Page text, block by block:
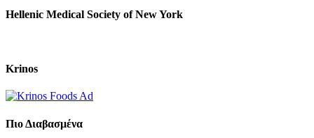
Hellenic Medical Society of New York
Krinos
Πιο Διαβασμένα